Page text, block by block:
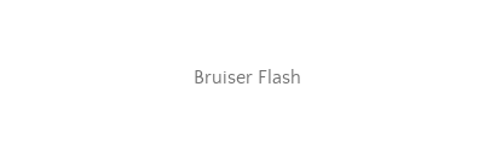
Bruiser Flash